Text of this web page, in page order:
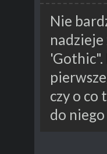
Nie
nadzieje
czy o co
do